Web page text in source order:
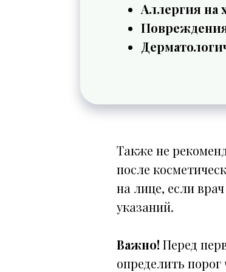
Аллергия на
Также не
после
на лице, если
указаний.
Важно! Перед
определить